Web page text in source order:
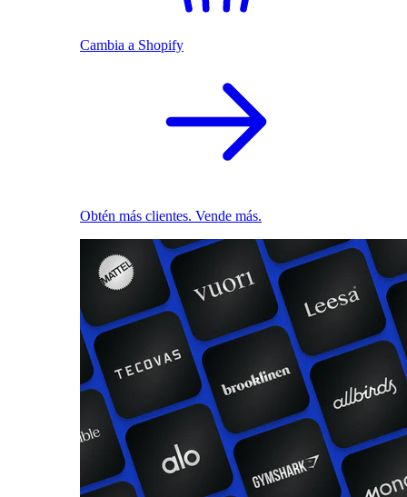
Cambia a Shopify
Obtén más clientes. Vende más.